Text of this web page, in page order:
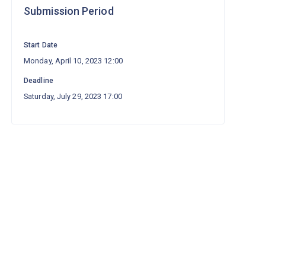
Submission Period
Start Date
Monday, April 10, 2023 12:00
Deadline
Saturday, July 29, 2023 17:00